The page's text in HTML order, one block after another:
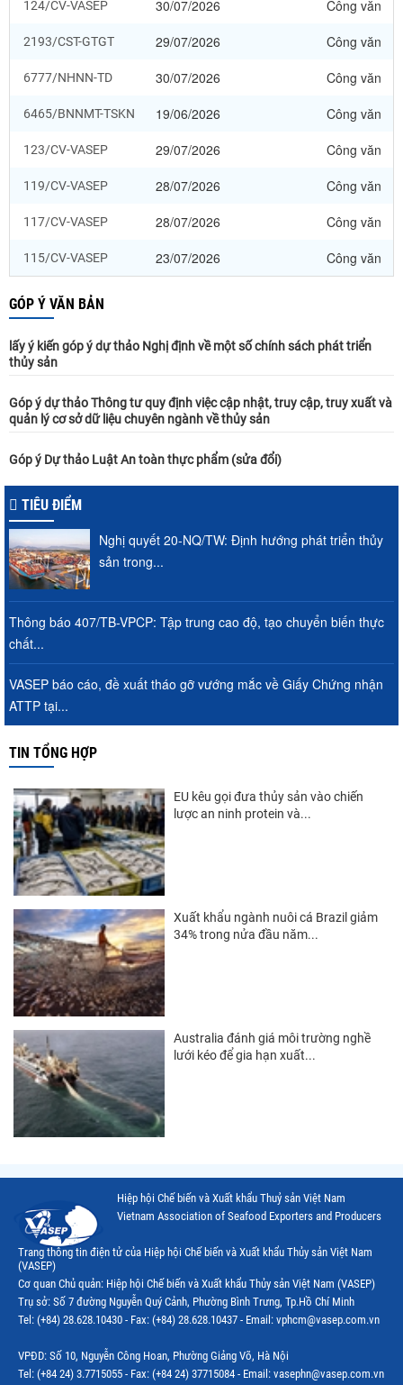
124/CV-VASEP 30/07/2026 Công văn
2193/CST-GTGT 29/07/2026 Công văn
6777/NHNN-TD 30/07/2026 Công văn
6465/BNNMT-TSKN 19/06/2026 Công văn
123/CV-VASEP 29/07/2026 Công văn
119/CV-VASEP 28/07/2026 Công văn
117/CV-VASEP 28/07/2026 Công văn
115/CV-VASEP 23/07/2026 Công văn
GÓP Ý VĂN BẢN
lấy ý kiến góp ý dự thảo Nghị định về một số chính sách phát triển
thủy sản
Góp ý dự thảo Thông tư quy định việc cập nhật, truy cập, truy xuất và
quản lý cơ sở dữ liệu chuyên ngành về thủy sản
Góp ý Dự thảo Luật An toàn thực phẩm (sửa đổi)
TIÊU ĐIỂM
Nghị quyết 20-NQ/TW: Định hướng phát triển thủy
sản trong...
Thông báo 407/TB-VPCP: Tập trung cao độ, tạo chuyển biến thực
chất...
VASEP báo cáo, đề xuất tháo gỡ vướng mắc về Giấy Chứng nhận
ATTP tại...
TIN TỔNG HỢP
EU kêu gọi đưa thủy sản vào chiến
lược an ninh protein và...
Xuất khẩu ngành nuôi cá Brazil giảm
34% trong nửa đầu năm...
Australia đánh giá môi trường nghề
lưới kéo để gia hạn xuất...
Hiệp hội Chế biến và Xuất khẩu Thuỷ sản Việt Nam
Vietnam Association of Seafood Exporters and Producers
Trang thông tin điện tử của Hiệp hội Chế biến và Xuất khẩu Thủy sản Việt Nam
(VASEP)
Cơ quan Chủ quản: Hiệp hội Chế biến và Xuất khẩu Thủy sản Việt Nam (VASEP)
Trụ sở: Số 7 đường Nguyễn Quý Cảnh, Phường Bình Trưng, Tp.Hồ Chí Minh
Tel: (+84) 28.628.10430 - Fax: (+84) 28.628.10437 - Email: vphcm@vasep.com.vn
VPĐD: Số 10, Nguyễn Công Hoan, Phường Giảng Võ, Hà Nội
Tel: (+84 24) 3.7715055 - Fax: (+84 24) 37715084 - Email: vasephn@vasep.com.vn